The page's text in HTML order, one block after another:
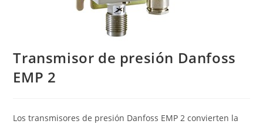
Transmisor de presión Danfoss
EMP 2
Los transmisores de presión Danfoss EMP 2 convierten la